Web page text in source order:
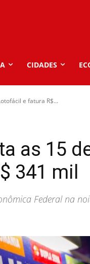
CIDADES
e fatura R$...
as 15
341 mil
Federal na